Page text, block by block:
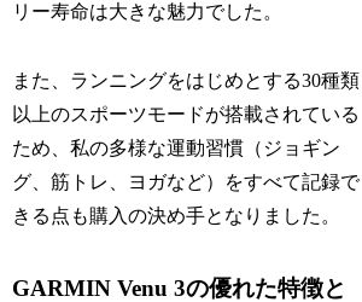
リー寿命は大きな魅力でした。
また、ランニングをはじめとする30種類
以上のスポーツモードが搭載されている
ため、私の多様な運動習慣（ジョギン
グ、筋トレ、ヨガなど）をすべて記録で
きる点も購入の決め手となりました。
GARMIN Venu 3の優れた特徴と